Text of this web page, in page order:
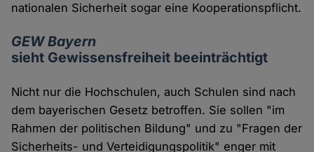
nationalen Sicherheit sogar eine Kooperationspflicht.
GEW Bayern
sieht Gewissensfreiheit beeinträchtigt
Nicht nur die Hochschulen, auch Schulen sind nach
dem bayerischen Gesetz betroffen. Sie sollen "im
Rahmen der politischen Bildung" und zu "Fragen der
Sicherheits- und Verteidigungspolitik" enger mit